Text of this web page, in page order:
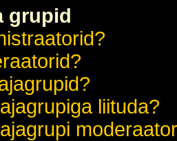
grupid
liituda?